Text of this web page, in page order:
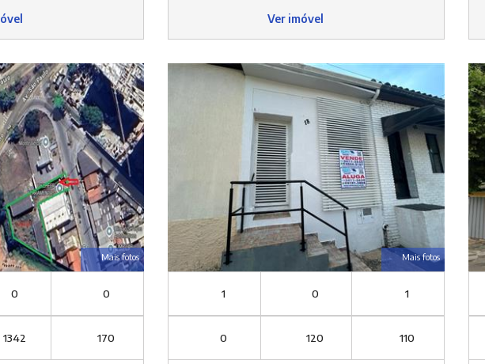
Ver imóvel
Mais fotos
0 0
1342 170
Mais fotos
1 0 1
0 120 110